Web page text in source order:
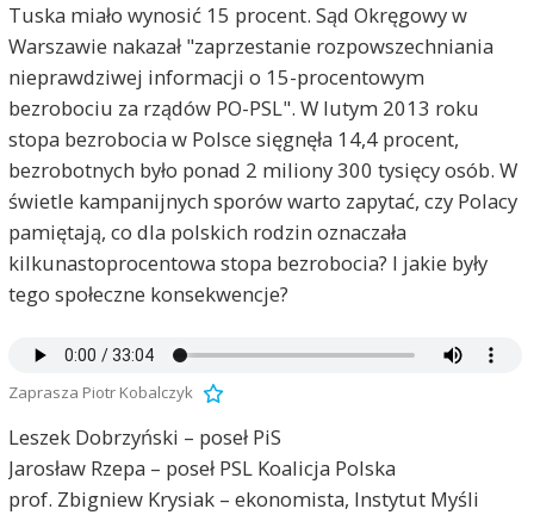
Tuska miało wynosić 15 procent. Sąd Okręgowy w
Warszawie nakazał "zaprzestanie rozpowszechniania
nieprawdziwej informacji o 15-procentowym
bezrobociu za rządów PO-PSL". W lutym 2013 roku
stopa bezrobocia w Polsce sięgnęła 14,4 procent,
bezrobotnych było ponad 2 miliony 300 tysięcy osób. W
świetle kampanijnych sporów warto zapytać, czy Polacy
pamiętają, co dla polskich rodzin oznaczała
kilkunastoprocentowa stopa bezrobocia? I jakie były
tego społeczne konsekwencje?
Zaprasza Piotr Kobalczyk
Leszek Dobrzyński – poseł PiS
Jarosław Rzepa – poseł PSL Koalicja Polska
prof. Zbigniew Krysiak – ekonomista, Instytut Myśli